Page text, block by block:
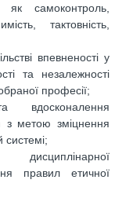
самоконтроль,
тактовність,
впевненості у
та незалежності
професії;
вдосконалення
з метою зміцнення
системі;
дисциплінарної
правил етичної